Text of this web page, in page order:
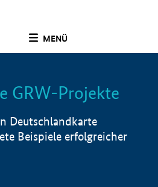
MENÜ
Info
GRW-Projekte
Deutschlandkarte
Beispiele erfolgreicher